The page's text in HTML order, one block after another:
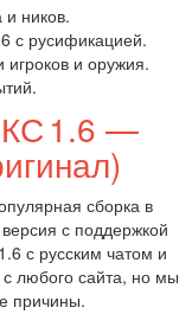
и ников.
с русификацией.
и оружия.
КС 1.6 —
сборка в
с поддержкой
с русским чатом и
любого сайта, но мы
причины.